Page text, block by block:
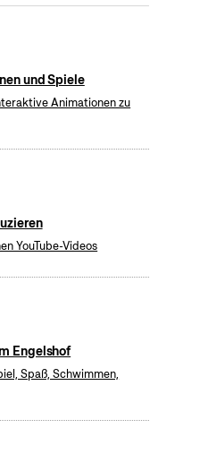
und Spiele
Animationen zu
YouTube-Videos
Engelshof
Spaß, Schwimmen,